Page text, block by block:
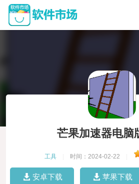
芒果加速器电脑
工具 时间：2024-02-22
安卓下载 苹果下载